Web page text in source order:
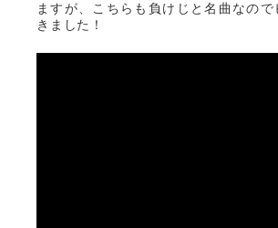
ますが、こちらも負けじと名曲なので
きました！